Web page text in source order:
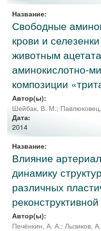
Название:
Свободные
крови и
животным
аминокислотно-
композиции
Автор(ы):
Шейбак, В. М.;
Дата:
2014
Название:
Влияние
динамику
различных
Автор(ы):
Печёнкин, А. А.; Лызиков,